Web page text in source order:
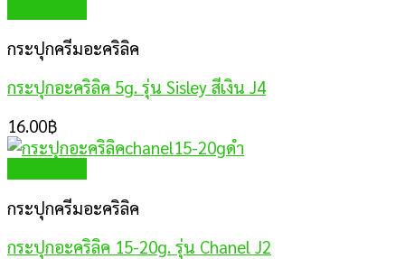
กระปุกครีมอะคริลิค
กระปุกอะคริลิค 5g. รุ่น Sisley สีเงิน J4
16.00฿
กระปุกครีมอะคริลิค
กระปุกอะคริลิค 15-20g. รุ่น Chanel J2